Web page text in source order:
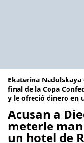
Ekaterina
final de la Copa
y le ofreció dinero en
Acusan a
meterle
un hotel de